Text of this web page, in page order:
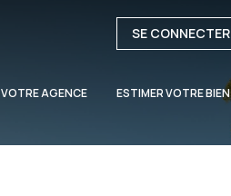
SE CONNECTER
AGENCE ESTIMER VOTRE BIEN